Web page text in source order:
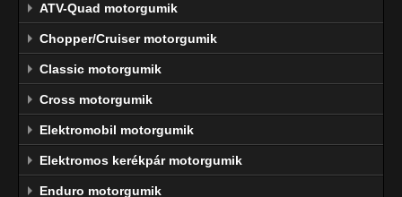
ATV-Quad motorgumik
Chopper/Cruiser motorgumik
Classic motorgumik
Cross motorgumik
Elektromobil motorgumik
Elektromos kerékpár motorgumik
Enduro motorgumik